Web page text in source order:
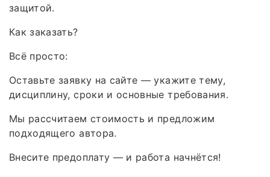
защитой.
Как заказать?
Всё просто:
Оставьте заявку на сайте — укажите тему,
дисциплину, сроки и основные требования.
Мы рассчитаем стоимость и предложим
подходящего автора.
Внесите предоплату — и работа начнётся!